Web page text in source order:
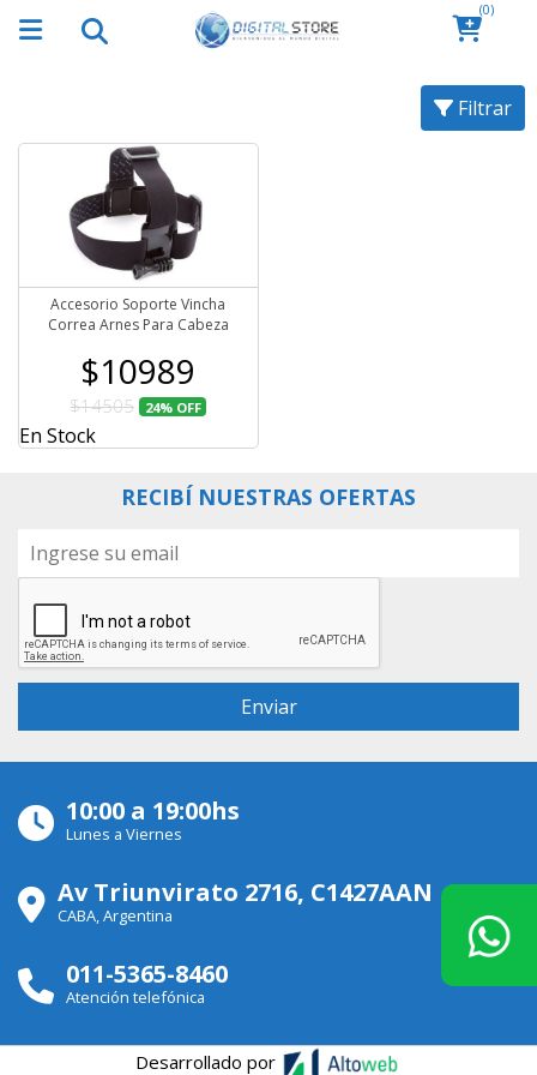
(0)
Filtrar
Accesorio Soporte Vincha
Correa Arnes Para Cabeza
$10989
$14505 24% OFF
En Stock
RECIBÍ NUESTRAS OFERTAS
10:00 a 19:00hs
Lunes a Viernes
Av Triunvirato 2716, C1427AAN
CABA, Argentina
011-5365-8460
Atención telefónica
Desarrollado por